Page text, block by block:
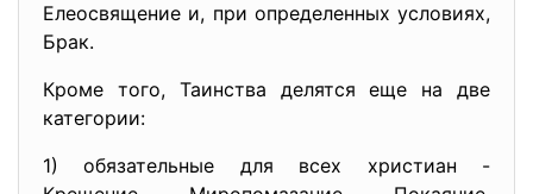
Елеосвящение и, при определенных условиях,
Брак.
Кроме того, Таинства делятся еще на две
категории:
1) обязательные для всех христиан -